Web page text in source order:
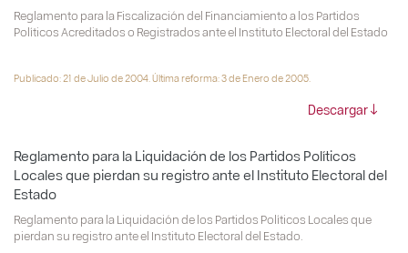
Reglamento para la Fiscalización del Financiamiento a los Partidos
Políticos Acreditados o Registrados ante el Instituto Electoral del Estado
Publicado: 21 de Julio de 2004. Última reforma: 3 de Enero de 2005.
Descargar
Reglamento para la Liquidación de los Partidos Políticos
Locales que pierdan su registro ante el Instituto Electoral del
Estado
Reglamento para la Liquidación de los Partidos Políticos Locales que
pierdan su registro ante el Instituto Electoral del Estado.